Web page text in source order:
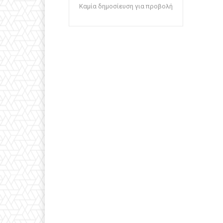
Καμία δημοσίευση για προβολή